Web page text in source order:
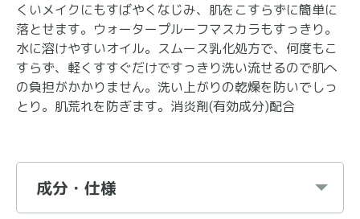
くいメイクにもすばやくなじみ、肌をこすらずに簡単に
落とせます。ウォータープルーフマスカラもすっきり。
水に溶けやすいオイル。スムース乳化処方で、何度もこ
すらず、軽くすすぐだけですっきり洗い流せるので肌へ
の負担がかかりません。洗い上がりの乾燥を防いでしっ
とり。肌荒れを防ぎます。消炎剤(有効成分)配合
成分・仕様